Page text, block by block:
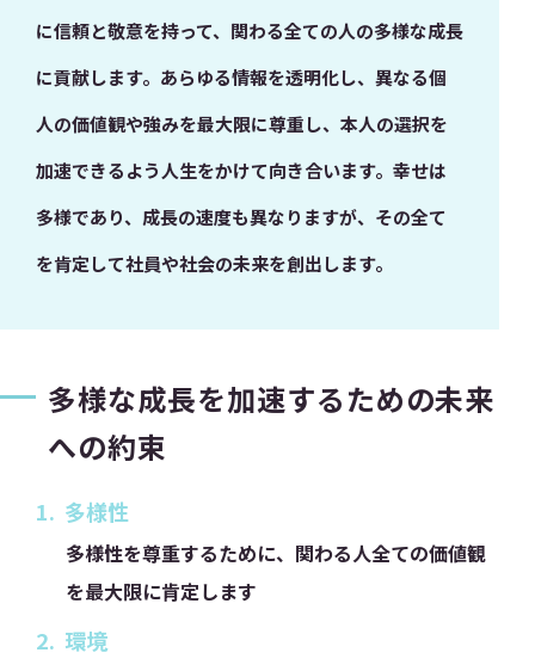
に信頼と敬意を持って、関わる全ての人の多様な成長
に貢献します。あらゆる情報を透明化し、異なる個
人の価値観や強みを最大限に尊重し、本人の選択を
加速できるよう人生をかけて向き合います。幸せは
多様であり、成長の速度も異なりますが、その全て
を肯定して社員や社会の未来を創出します。
多様な成長を加速するための未来
への約束
1. 多様性
多様性を尊重するために、関わる人全ての価値観
を最大限に肯定します
2. 環境